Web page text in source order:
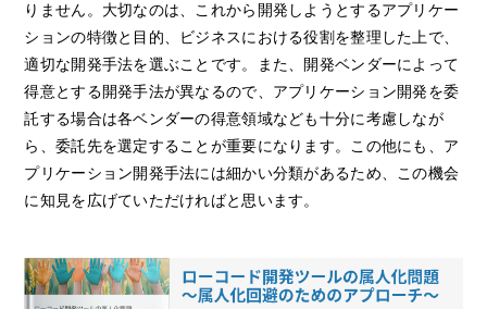
りません。大切なのは、これから開発しようとするアプリケー
ションの特徴と目的、ビジネスにおける役割を整理した上で、
適切な開発手法を選ぶことです。また、開発ベンダーによって
得意とする開発手法が異なるので、アプリケーション開発を委
託する場合は各ベンダーの得意領域なども十分に考慮しなが
ら、委託先を選定することが重要になります。この他にも、ア
プリケーション開発手法には細かい分類があるため、この機会
に知見を広げていただければと思います。